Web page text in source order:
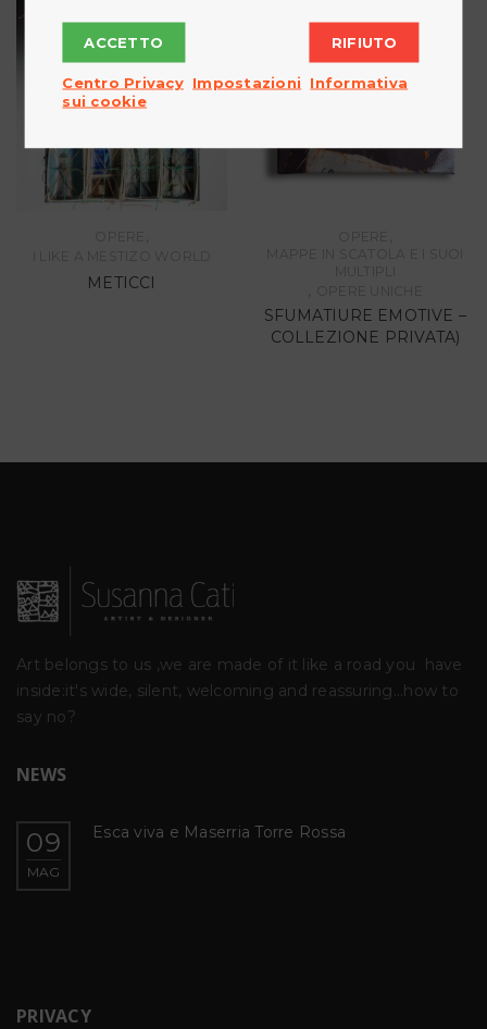
METICCI
SFUMATIURE EMOTIVE –
COLLEZIONE PRIVATA)
Art belongs to us ,we are made of it like a road you
have
inside:it's wide, silent, welcoming and reassuring...how to
say no?
NEWS
09
MAG
Esca viva e Maserria Torre Rossa
PRIVACY
ACCETTO RIFIUTO
Centro Privacy Impostazioni
Informativa
sui cookie